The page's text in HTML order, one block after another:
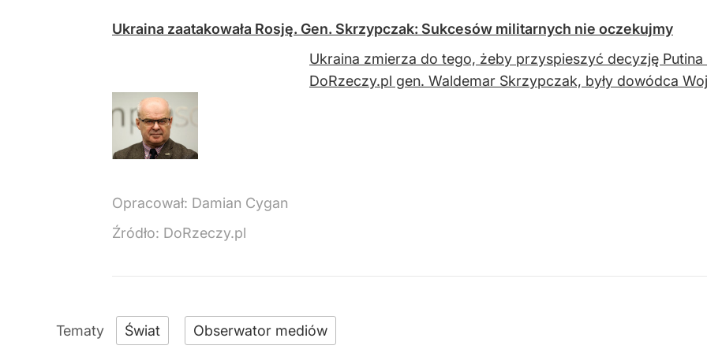
Ukraina zaatakowała Rosję. Gen. Skrzypczak: Sukcesów militarnych nie oczekujmy
Ukraina zmierza do tego, żeby przyspieszyć decyzję
DoRzeczy.pl gen. Waldemar Skrzypczak, były dowódca
Opracował: Damian Cygan
Źródło: DoRzeczy.pl
Świat Obserwator mediów